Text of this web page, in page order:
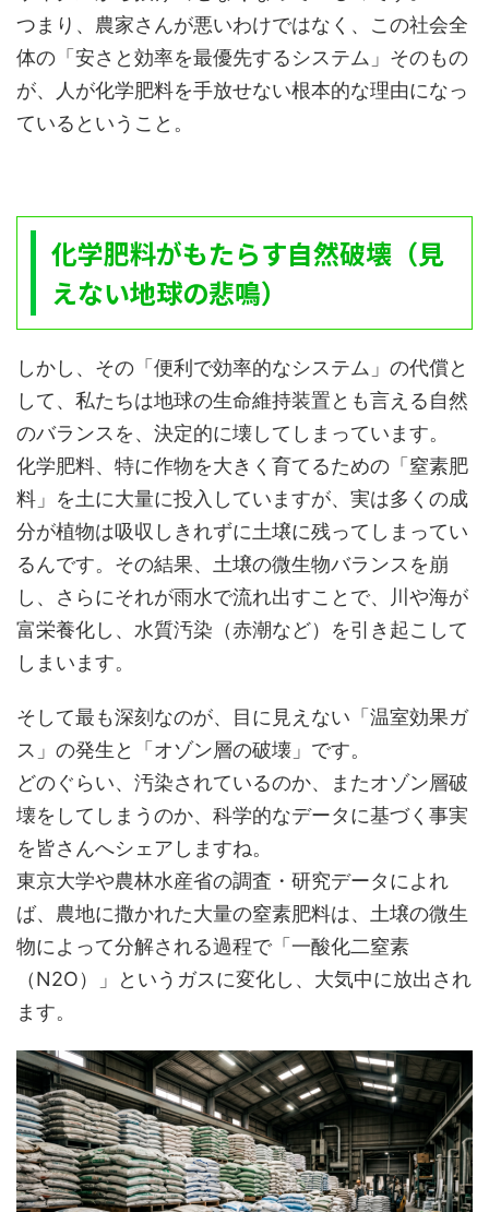
つまり、農家さんが悪いわけではなく、この社会全
体の「安さと効率を最優先するシステム」そのもの
が、人が化学肥料を手放せない根本的な理由になっ
ているということ。
化学肥料がもたらす自然破壊（見
えない地球の悲鳴）
しかし、その「便利で効率的なシステム」の代償と
して、私たちは地球の生命維持装置とも言える自然
のバランスを、決定的に壊してしまっています。
化学肥料、特に作物を大きく育てるための「窒素肥
料」を土に大量に投入していますが、実は多くの成
分が植物は吸収しきれずに土壌に残ってしまってい
るんです。その結果、土壌の微生物バランスを崩
し、さらにそれが雨水で流れ出すことで、川や海が
富栄養化し、水質汚染（赤潮など）を引き起こして
しまいます。
そして最も深刻なのが、目に見えない「温室効果ガ
ス」の発生と「オゾン層の破壊」です。
どのぐらい、汚染されているのか、またオゾン層破
壊をしてしまうのか、科学的なデータに基づく事実
を皆さんへシェアしますね。
東京大学や農林水産省の調査・研究データによれ
ば、農地に撒かれた大量の窒素肥料は、土壌の微生
物によって分解される過程で「一酸化二窒素
（N2O）」というガスに変化し、大気中に放出され
ます。